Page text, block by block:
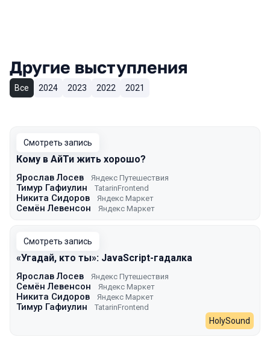
Другие выступления
Все 2024 2023 2022 2021
Смотреть запись
Кому в АйТи жить хорошо?
Ярослав Лосев Яндекс Путешествия
Тимур Гафиулин TatarinFrontend
Никита Сидоров Яндекс Маркет
Семён Левенсон Яндекс Маркет
Смотреть запись
«Угадай, кто ты»: JavaScript-гадалка
Ярослав Лосев Яндекс Путешествия
Семён Левенсон Яндекс Маркет
Никита Сидоров Яндекс Маркет
Тимур Гафиулин TatarinFrontend
HolySound